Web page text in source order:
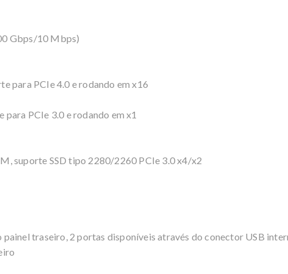
Gbps/10 Mbps)
para PCIe 4.0 e rodando em x16
para PCIe 3.0 e rodando em x1
suporte SSD tipo 2280/2260 PCIe 3.0 x4/x2
painel traseiro, 2 portas disponíveis através do conector USB